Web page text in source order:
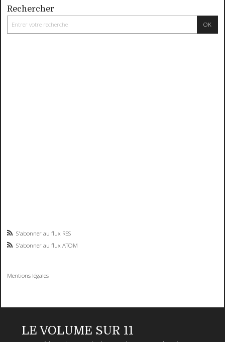
Rechercher
S'abonner au flux RSS
S'abonner au flux ATOM
Mentions légales
LE VOLUME SUR 11